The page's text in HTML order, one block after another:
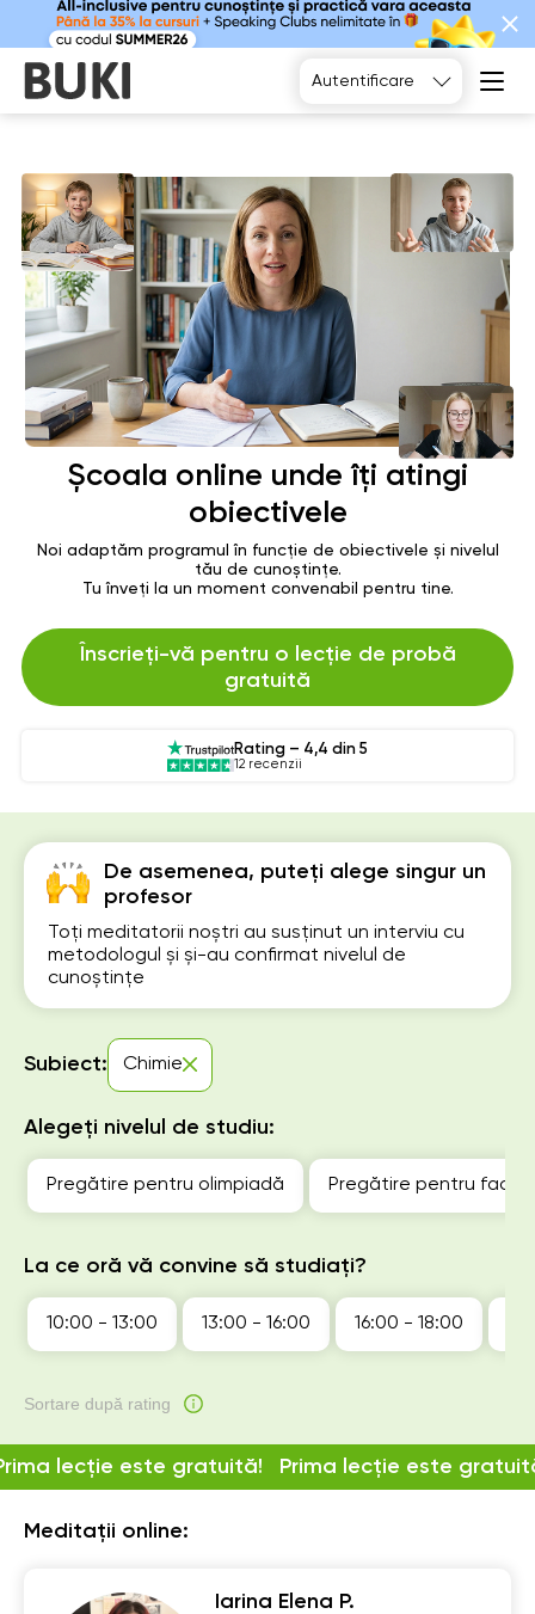
Autentificare
Meditații online:
Iarina Elena P.
lecție este gratuită! Prima lecție este
De asemenea, puteți alege singur un
profesor
Toți meditatorii noștri au susținut un interviu cu
metodologul și și-au confirmat nivelul de
cunoștințe
Subiect: Chimie
Alegeți nivelul de studiu:
Pregătire pentru olimpiadă Pregătire pentru
La ce oră vă convine să studiați?
10:00 - 13:00 13:00 - 16:00 16:00 - 18:00
Sortare după rating
Școala online unde îți atingi
obiectivele
Noi adaptăm programul în funcție de obiectivele și nivelul
tău de cunoștințe.
Tu înveți la un moment convenabil pentru tine.
Înscrieți-vă pentru o lecție de probă
gratuită
Rating – 4,4 din 5
12 recenzii
Alegeți